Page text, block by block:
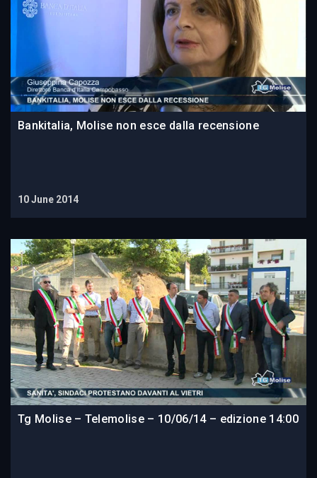
Bankitalia, Molise non esce dalla recensione
10 June 2014
Tg Molise – Telemolise – 10/06/14 – edizione 14:00